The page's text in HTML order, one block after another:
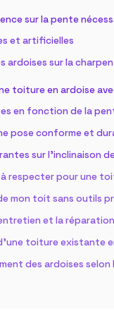
sur la pente
et artificielles
ardoises sur la
toiture en ardoise
en fonction de la
pose conforme et
sur l’inclinaison
respecter pour une
mon toit sans outils
et la
toiture existante
des ardoises selon